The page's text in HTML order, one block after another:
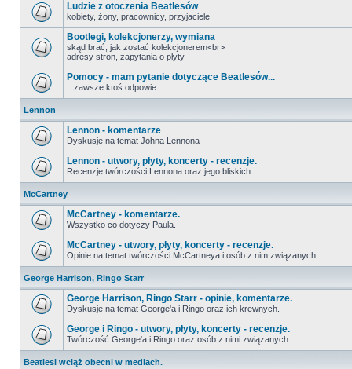
Ludzie z otoczenia Beatlesów
kobiety, żony, pracownicy, przyjaciele
Bootlegi, kolekcjonerzy, wymiana
skąd brać, jak zostać kolekcjonerem<br>
adresy stron, zapytania o płyty
Pomocy - mam pytanie dotyczące Beatlesów...
...zawsze ktoś odpowie
Lennon
Lennon - komentarze
Dyskusje na temat Johna Lennona
Lennon - utwory, płyty, koncerty - recenzje.
Recenzje twórczości Lennona oraz jego bliskich.
McCartney
McCartney - komentarze.
Wszystko co dotyczy Paula.
McCartney - utwory, płyty, koncerty - recenzje.
Opinie na temat twórczości McCartneya i osób z nim związanych.
George Harrison, Ringo Starr
George Harrison, Ringo Starr - opinie, komentarze.
Dyskusje na temat George'a i Ringo oraz ich krewnych.
George i Ringo - utwory, płyty, koncerty - recenzje.
Twórczość George'a i Ringo oraz osób z nimi związanych.
Beatlesi wciąż obecni w mediach.